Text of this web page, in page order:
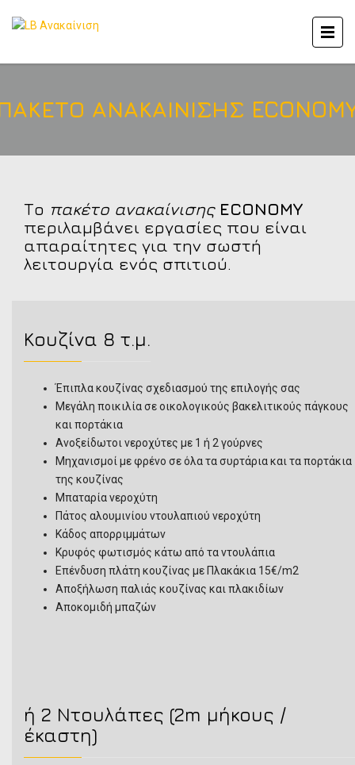
ΑΝΑΚΑΙΝΙΣΗΣ
Το πακέτο ανακαίνισης ECONOMY
περιλαμβάνει εργασίες που είναι
απαραίτητες για την σωστή
λειτουργία ενός σπιτιού.
Κουζίνα 8 τ.μ.
Έπιπλα κουζίνας σχεδιασμού της επιλογής σας
Μεγάλη ποικιλία σε οικολογικούς βακελιτικούς πάγκους
και πορτάκια
Ανοξείδωτοι νεροχύτες με 1 ή 2 γούρνες
Μηχανισμοί με φρένο σε όλα τα συρτάρια και τα πορτάκια
της κουζίνας
Μπαταρία νεροχύτη
Πάτος αλουμινίου ντουλαπιού νεροχύτη
Κάδος απορριμμάτων
Κρυφός φωτισμός κάτω από τα ντουλάπια
Επένδυση πλάτη κουζίνας με Πλακάκια 15€/m2
Αποξήλωση παλιάς κουζίνας και πλακιδίων
Αποκομιδή μπαζών
ή 2 Ντουλάπες (2m μήκους /
έκαστη)